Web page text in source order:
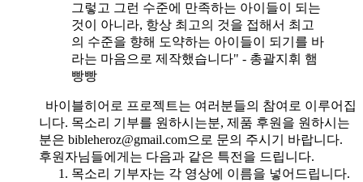
그렇고 그런 수준에 만족하는 아이들이 되는
것이 아니라, 항상 최고의 것을 접해서 최고
의 수준을 향해 도약하는 아이들이 되기를 바
라는 마음으로 제작했습니다" - 총괄지휘 햄
빵빵
바이블히어로 프로젝트는 여러분들의 참여로 이루어집
니다. 목소리 기부를 원하시는분, 제품 후원을 원하시는
분은 bibleheroz@gmail.com으로 문의 주시기 바랍니다.
후원자님들에게는 다음과 같은 특전을 드립니다.
목소리 기부자는 각 영상에 이름을 넣어드립니다.